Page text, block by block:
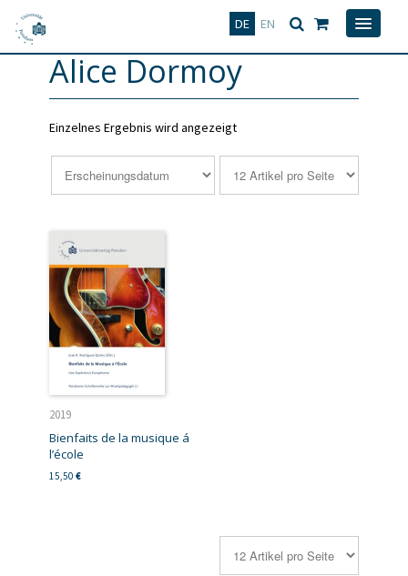
DE EN
Deutsch
Alice Dormoy
Einzelnes Ergebnis wird angezeigt
2019
Bienfaits de la musique á
l’école
15,50 €